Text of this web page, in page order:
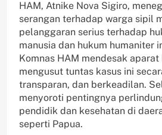
HAM, Atnike Nova Sigiro,
serangan terhadap warga sipil
pelanggaran serius terhadap
manusia dan hukum humaniter
Komnas HAM mendesak
mengusut tuntas kasus ini
transparan, dan berkeadilan.
menyoroti pentingnya
pendidik dan kesehatan di
seperti Papua.